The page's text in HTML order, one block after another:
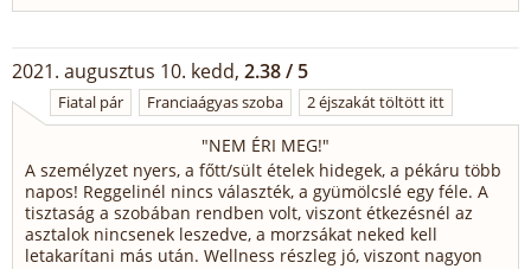
2021. augusztus 10. kedd, 2.38 / 5
Fiatal pár Franciaágyas szoba 2 éjszakát töltött itt
"NEM ÉRI MEG!"
A személyzet nyers, a főtt/sült ételek hidegek, a pékáru több
napos! Reggelinél nincs választék, a gyümölcslé egy féle. A
tisztaság a szobában rendben volt, viszont étkezésnél az
asztalok nincsenek leszedve, a morzsákat neked kell
letakarítani más után. Wellness részleg jó, viszont nagyon